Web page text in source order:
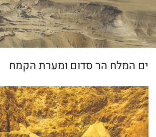
ים המלח הר סדום ומערת הקמח